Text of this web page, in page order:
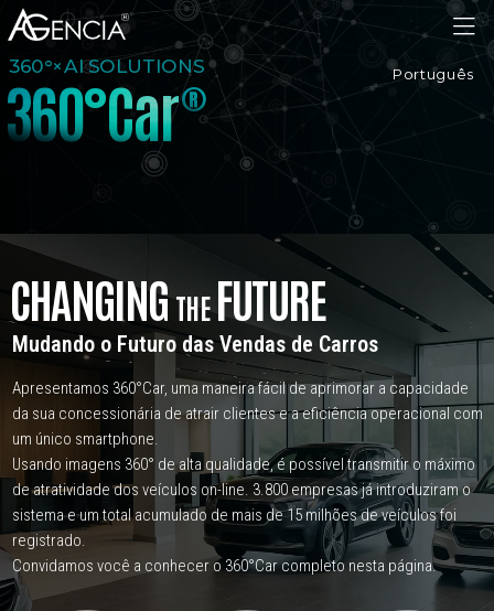
AGENCIA
®
r
a
C
°
0
6
3
360°×AI SOLUTIONS
CHANGINGTHE FUTURE
Mudando o Futuro das Vendas de Carros
Apresentamos 360°Car, uma maneira fácil de aprimorar a capacidade
da sua concessionária de atrair clientes e a eficiência operacional com
um único smartphone.
Usando imagens 360° de alta qualidade, é possível transmitir o máximo
de atratividade dos veículos on-line. 3.800 empresas já introduziram o
sistema e um total acumulado de mais de 15 milhões de veículos foi
registrado.
Convidamos você a conhecer o 360°Car completo nesta página.
Português